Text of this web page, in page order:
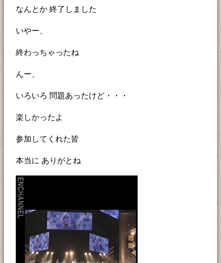
なんとか 終了しました
いやー、
終わっちゃったね
んー、
いろいろ 問題あったけど・・・
楽しかったよ
参加してくれた皆
本当に ありがとね